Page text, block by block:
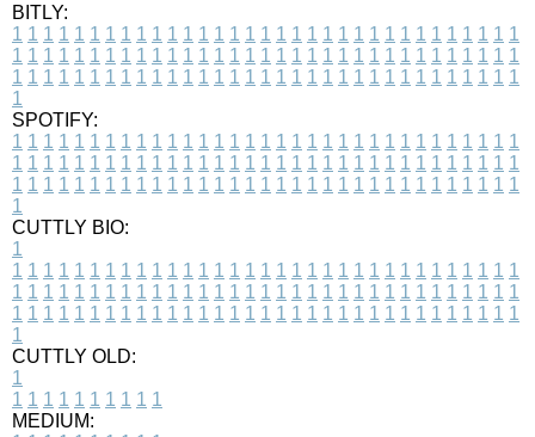
BITLY:
1 1 1 1 1 1 1 1 1 1 1 1 1 1 1 1 1 1 1 1 1 1 1 1 1 1 1 1 1 1 1 1 1
1 1 1 1 1 1 1 1 1 1 1 1 1 1 1 1 1 1 1 1 1 1 1 1 1 1 1 1 1 1 1 1 1
1 1 1 1 1 1 1 1 1 1 1 1 1 1 1 1 1 1 1 1 1 1 1 1 1 1 1 1 1 1 1 1 1
1
SPOTIFY:
1 1 1 1 1 1 1 1 1 1 1 1 1 1 1 1 1 1 1 1 1 1 1 1 1 1 1 1 1 1 1 1 1
1 1 1 1 1 1 1 1 1 1 1 1 1 1 1 1 1 1 1 1 1 1 1 1 1 1 1 1 1 1 1 1 1
1 1 1 1 1 1 1 1 1 1 1 1 1 1 1 1 1 1 1 1 1 1 1 1 1 1 1 1 1 1 1 1 1
1
CUTTLY BIO:
1
1 1 1 1 1 1 1 1 1 1 1 1 1 1 1 1 1 1 1 1 1 1 1 1 1 1 1 1 1 1 1 1 1
1 1 1 1 1 1 1 1 1 1 1 1 1 1 1 1 1 1 1 1 1 1 1 1 1 1 1 1 1 1 1 1 1
1 1 1 1 1 1 1 1 1 1 1 1 1 1 1 1 1 1 1 1 1 1 1 1 1 1 1 1 1 1 1 1 1
1
CUTTLY OLD:
1
1 1 1 1 1 1 1 1 1 1
MEDIUM: